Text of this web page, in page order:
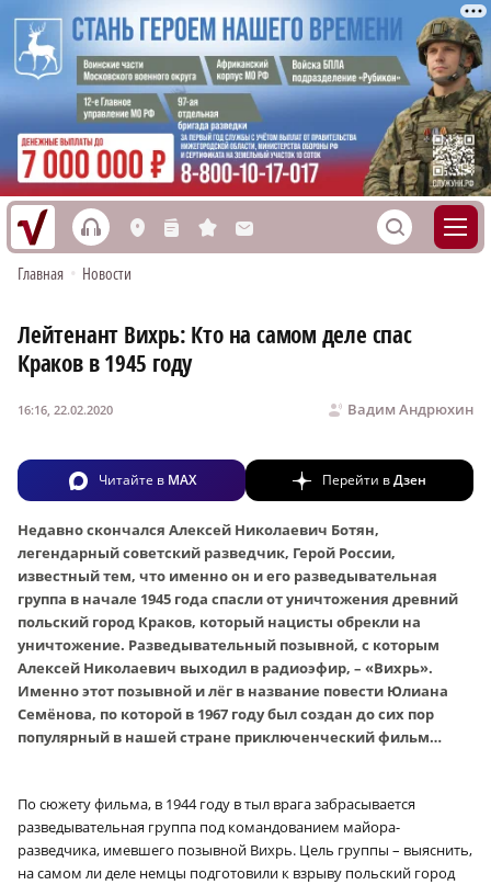
h L n s M S
Главная • Новости
Лейтенант Вихрь: Кто на самом деле спас
Краков в 1945 году
Вадим Андрюхин
16:16, 22.02.2020
Читайте в MAX Перейти вДзен
Недавно скончался Алексей Николаевич Ботян,
легендарный советский разведчик, Герой России,
известный тем, что именно он и его разведывательная
группа в начале 1945 года спасли от уничтожения древний
польский город Краков, который нацисты обрекли на
уничтожение. Разведывательный позывной, с которым
Алексей Николаевич выходил в радиоэфир, – «Вихрь».
Именно этот позывной и лёг в название повести Юлиана
Семёнова, по которой в 1967 году был создан до сих пор
популярный в нашей стране приключенческий фильм…
По сюжету фильма, в 1944 году в тыл врага забрасывается
разведывательная группа под командованием майора-
разведчика, имевшего позывной Вихрь. Цель группы – выяснить,
на самом ли деле немцы подготовили к взрыву польский город